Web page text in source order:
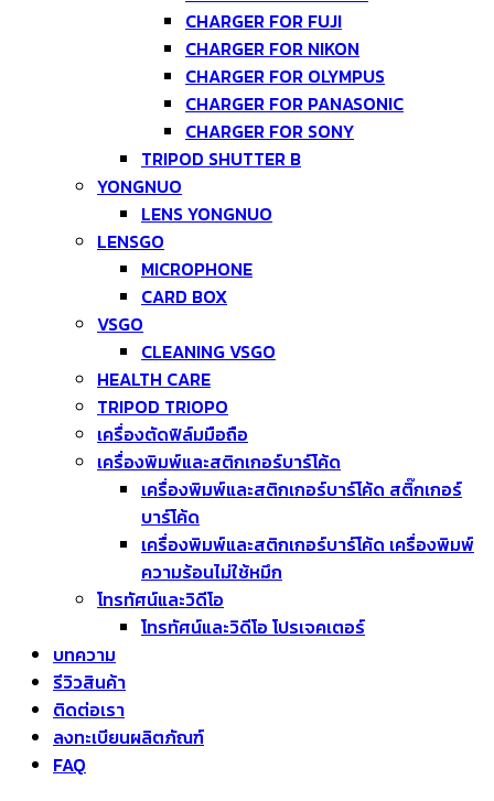
CHARGER FOR FUJI
CHARGER FOR NIKON
CHARGER FOR OLYMPUS
CHARGER FOR PANASONIC
CHARGER FOR SONY
TRIPOD SHUTTER B
YONGNUO
LENS YONGNUO
LENSGO
MICROPHONE
CARD BOX
VSGO
CLEANING VSGO
HEALTH CARE
TRIPOD TRIOPO
เครื่องตัดฟิล์มมือถือ
เครื่องพิมพ์และสติกเกอร์บาร์โค้ด
เครื่องพิมพ์และสติกเกอร์บาร์โค้ด สติ๊กเกอร์
บาร์โค้ด
เครื่องพิมพ์และสติกเกอร์บาร์โค้ด เครื่องพิมพ์
ความร้อนไม่ใช้หมึก
โทรทัศน์และวิดีโอ
โทรทัศน์และวิดีโอ โปรเจคเตอร์
บทความ
รีวิวสินค้า
ติดต่อเรา
ลงทะเบียนผลิตภัณฑ์
FAQ